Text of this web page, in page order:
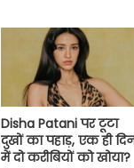
Disha Patani पर टूटा
दुखों का पहाड़, एक ही
में दो करीबियों को खोया?